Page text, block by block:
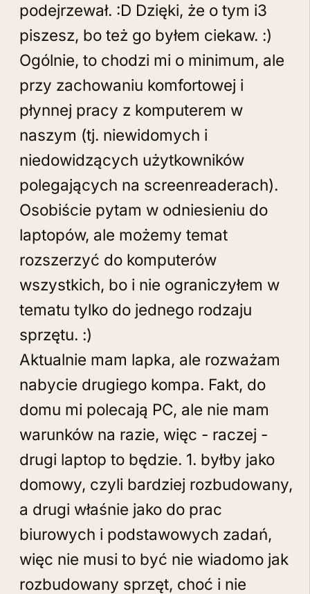
podejrzewał. :D Dzięki, że o tym i3
piszesz, bo też go byłem ciekaw. :)
Ogólnie, to chodzi mi o minimum, ale
przy zachowaniu komfortowej i
płynnej pracy z komputerem w
naszym (tj. niewidomych i
niedowidzących użytkowników
polegających na screenreaderach).
Osobiście pytam w odniesieniu do
laptopów, ale możemy temat
rozszerzyć do komputerów
wszystkich, bo i nie ograniczyłem w
tematu tylko do jednego rodzaju
sprzętu. :)
Aktualnie mam lapka, ale rozważam
nabycie drugiego kompa. Fakt, do
domu mi polecają PC, ale nie mam
warunków na razie, więc - raczej -
drugi laptop to będzie. 1. byłby jako
domowy, czyli bardziej rozbudowany,
a drugi właśnie jako do prac
biurowych i podstawowych zadań,
więc nie musi to być nie wiadomo jak
rozbudowany sprzęt, choć i nie